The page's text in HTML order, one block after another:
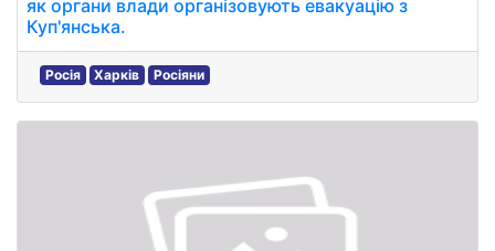
як органи влади організовують евакуацію з
Куп'янська.
Росія Харків Росіяни